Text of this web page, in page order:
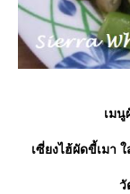
เม
เซี่ยงไฮ้ผัดขี้เมา
วั